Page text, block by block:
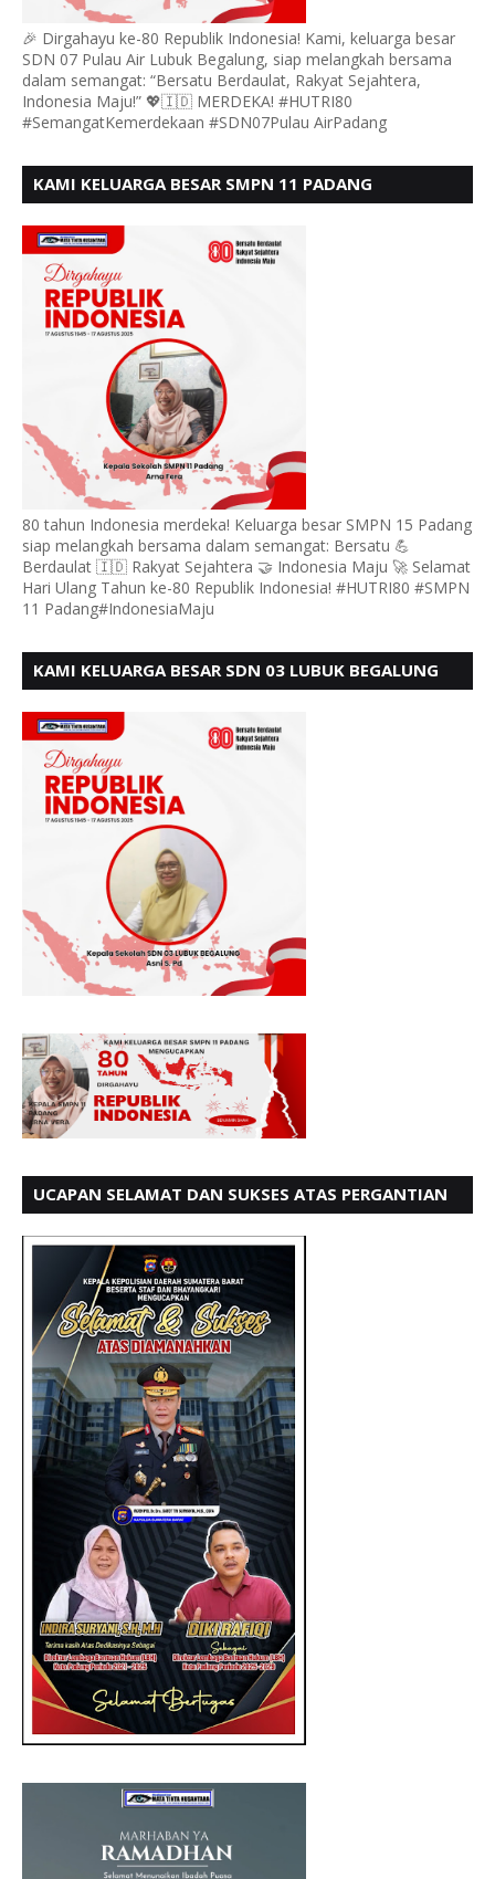
🎉 Dirgahayu ke-80 Republik Indonesia! Kami, keluarga besar
SDN 07 Pulau Air Lubuk Begalung, siap melangkah bersama
dalam semangat: “Bersatu Berdaulat, Rakyat Sejahtera,
Indonesia Maju!” 💖🇮🇩 MERDEKA! #HUTRI80
#SemangatKemerdekaan #SDN07Pulau AirPadang
KAMI KELUARGA BESAR SMPN 11 PADANG
BERDAULAT
80 tahun Indonesia merdeka! Keluarga besar SMPN 15 Padang
siap melangkah bersama dalam semangat: Bersatu 💪
Berdaulat 🇮🇩 Rakyat Sejahtera 🤝 Indonesia Maju 🚀 Selamat
Hari Ulang Tahun ke-80 Republik Indonesia! #HUTRI80 #SMPN
11 Padang#IndonesiaMaju
KAMI KELUARGA BESAR SDN 03 LUBUK BEGALUNG
UCAPAN SELAMAT DAN SUKSES ATAS PERGANTIAN